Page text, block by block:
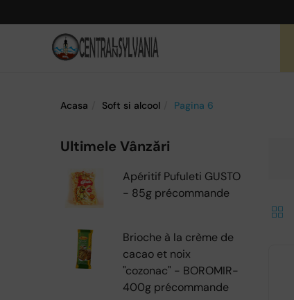
Acasa Soft si alcool Pagina 6
Ultimele Vânzări
Apéritif Pufuleti GUSTO
- 85g précommande
Brioche à la crème de
cacao et noix
"cozonac" - BOROMIR-
400g précommande